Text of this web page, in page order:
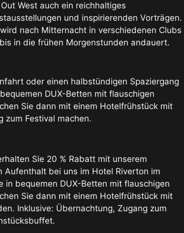
West auch ein reichhaltiges
und inspirierenden Vorträgen.
nach Mitternacht in verschiedenen Clubs
in die frühen Morgenstunden andauert.
oder einen halbstündigen Spaziergang
DUX-Betten mit flauschigen
Sie dann mit einem Hotelfrühstück mit
zum Festival machen.
Sie 20 % Rabatt mit unserem
Aufenthalt bei uns im Hotel Riverton im
in bequemen DUX-Betten mit flauschigen
Sie dann mit einem Hotelfrühstück mit
Inklusive: Übernachtung, Zugang zum